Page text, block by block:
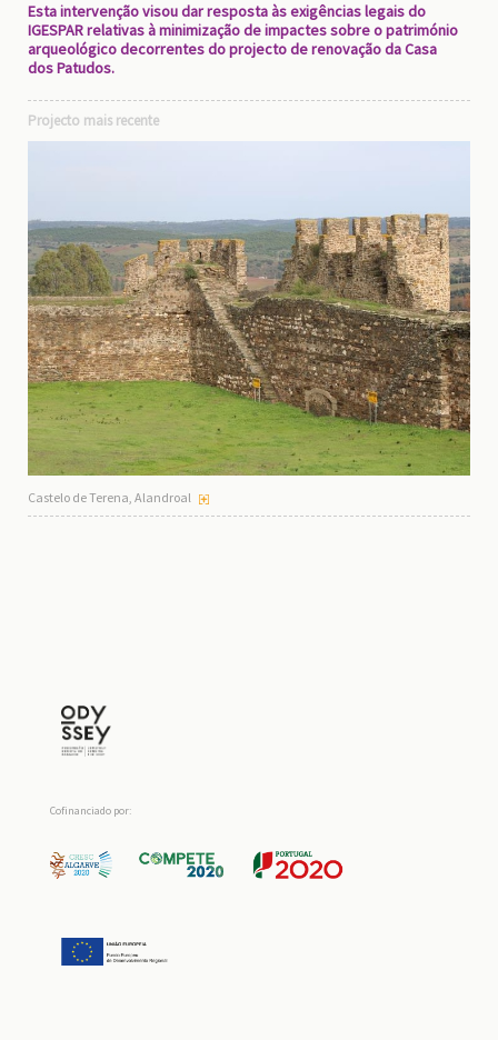
Esta intervenção visou dar resposta às exigências legais do
IGESPAR relativas à minimização de impactes sobre o património
arqueológico decorrentes do projecto de renovação da Casa
dos Patudos.
Projecto mais recente
Castelo de Terena, Alandroal
Cofinanciado por: